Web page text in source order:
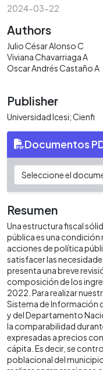
2024-03-22
Authors
Julio César Alonso C
Viviana Chavarriaga A
Oscar Andrés Castaño A
Publisher
Universidad Icesi; Cienfi
Documentos
Resumen
Una estructura fiscal
pública es una condición
acciones de política
satisfacer las
presenta una breve
composición de los
2022. Para realizar
Sistema de Información
y del Departamento
la comparabilidad
expresadas a precios
cápita. Es decir, se
poblacional del